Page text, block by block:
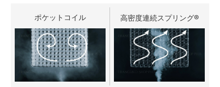
ポケットコイル 高密度連続スプリング®